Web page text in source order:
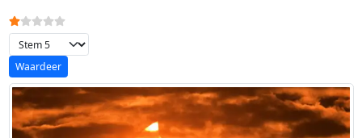
Gebruikerswaardering:
Voeg waardering toe